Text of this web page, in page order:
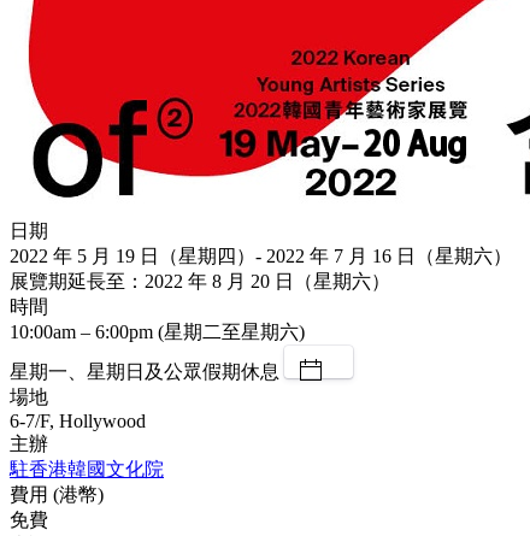
日期
2022 年 5 月 19 日（星期四）- 2022 年 7 月 16 日（星期六）
展覽期延長至：2022 年 8 月 20 日（星期六）
時間
10:00am – 6:00pm (星期二至星期六)
星期一、星期日及公眾假期休息
場地
6-7/F, Hollywood
主辦
駐香港韓國文化院
費用 (港幣)
免費